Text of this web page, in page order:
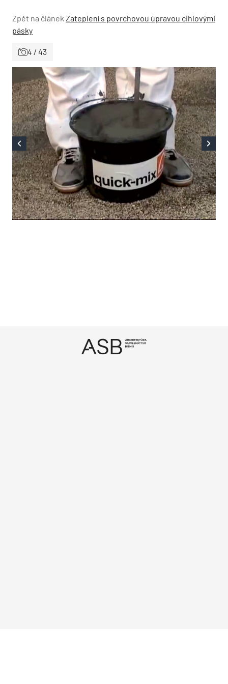
Zpět na článek Zateplení s povrchovou úpravou cihlovými
pásky
4 / 43